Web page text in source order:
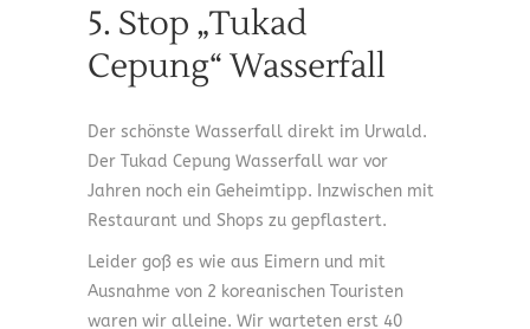
5. Stop „Tukad
Cepung“ Wasserfall
Der schönste Wasserfall direkt im Urwald.
Der Tukad Cepung Wasserfall war vor
Jahren noch ein Geheimtipp. Inzwischen mit
Restaurant und Shops zu gepflastert.
Leider goß es wie aus Eimern und mit
Ausnahme von 2 koreanischen Touristen
waren wir alleine. Wir warteten erst 40